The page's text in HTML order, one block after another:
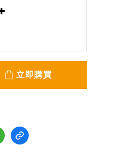
立即購買